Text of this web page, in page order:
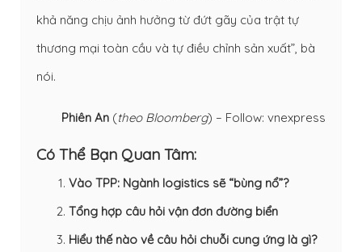
khả năng chịu ảnh hưởng từ đứt gãy của trật tự
thương mại toàn cầu và tự điều chỉnh sản xuất”, bà
nói.
Phiên An (theo Bloomberg) – Follow: vnexpress
Có Thể Bạn Quan Tâm:
Vào TPP: Ngành logistics sẽ “bùng nổ”?
Tổng hợp câu hỏi vận đơn đường biển
Hiểu thế nào về câu hỏi chuỗi cung ứng là gì?